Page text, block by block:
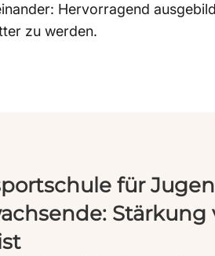
Hervorragend
zu werden.
für
Stärkung